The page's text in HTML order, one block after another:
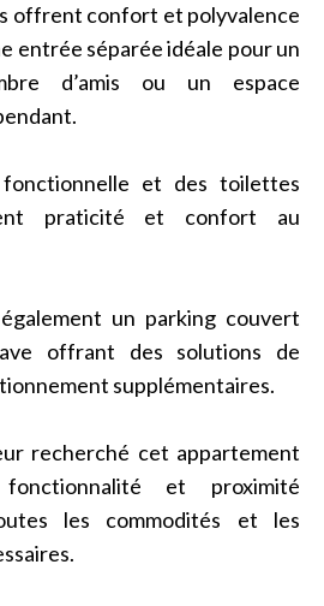
offrent confort et polyvalence
entrée séparée idéale pour un
d’amis ou un espace
et des toilettes
praticité et confort au
un parking couvert
offrant des solutions de
supplémentaires.
recherché cet appartement
et proximité
les commodités et les